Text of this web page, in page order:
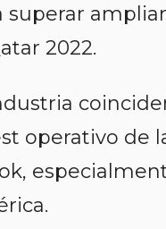
2022.
operativo de